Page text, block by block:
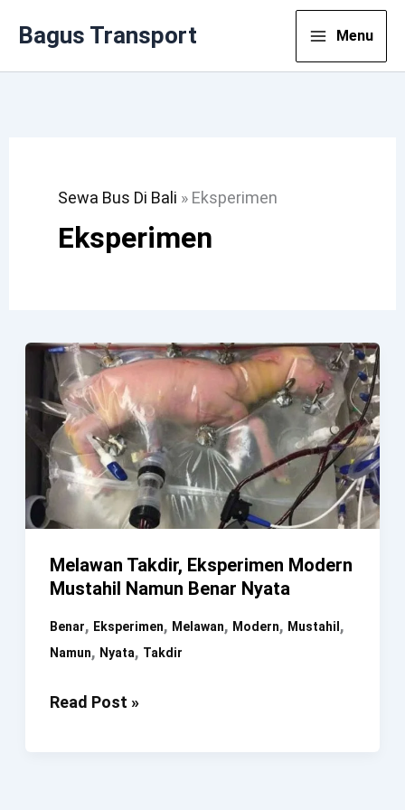
Bagus Transport Menu
Sewa Bus Di Bali » Eksperimen
Eksperimen
Melawan Takdir, Eksperimen Modern
Mustahil Namun Benar Nyata
Benar, Eksperimen, Melawan, Modern, Mustahil ,
Namun, Nyata, Takdir
Melawan
Read Post »